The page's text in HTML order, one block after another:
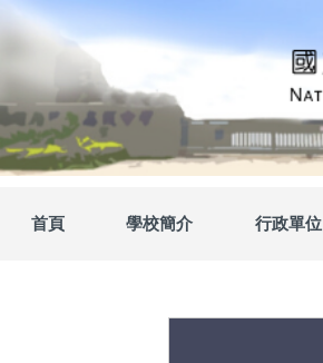
內
容
區
首頁 學校簡介 行政單位